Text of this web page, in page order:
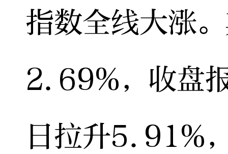
指数全线大涨
2.69%，收盘
日拉升5.91%